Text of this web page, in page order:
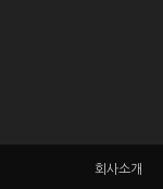
회사소개